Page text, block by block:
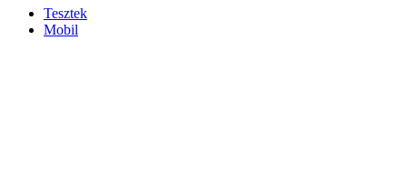
Tesztek
Mobil